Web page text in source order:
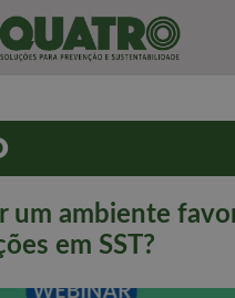
um ambiente
em SST?